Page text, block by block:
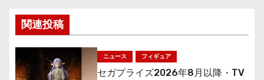
ゲ
ー
シ
関連投稿
ニュース フィギュア
セガプライズ2026年8月以降・TV